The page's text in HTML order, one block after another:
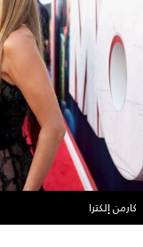
كارمن إلكترا